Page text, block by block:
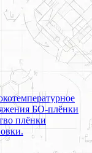
БО-плёнки
плёнки